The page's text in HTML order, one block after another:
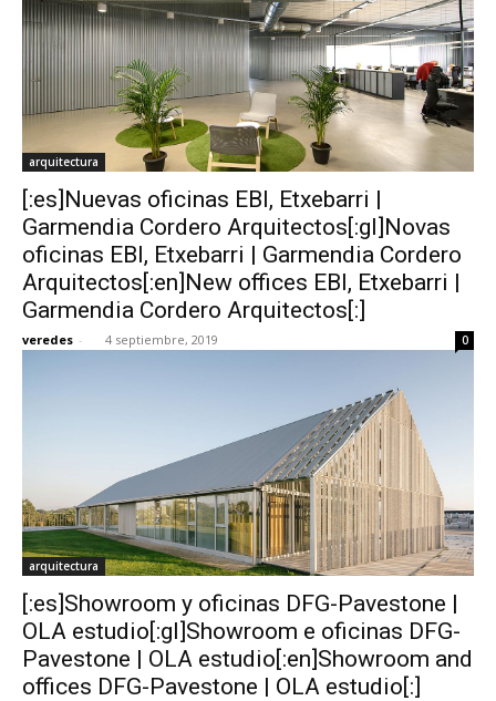
arquitectura
[:es]Nuevas oficinas EBI, Etxebarri |
Garmendia Cordero Arquitectos[:gl]Novas
oficinas EBI, Etxebarri | Garmendia Cordero
Arquitectos[:en]New offices EBI, Etxebarri |
Garmendia Cordero Arquitectos[:]
veredes - 4 septiembre, 2019 0
arquitectura
[:es]Showroom y oficinas DFG-Pavestone |
OLA estudio[:gl]Showroom e oficinas DFG-
Pavestone | OLA estudio[:en]Showroom and
offices DFG-Pavestone | OLA estudio[:]